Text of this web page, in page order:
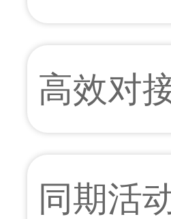
能”列车
高效对
1,500多
同期活